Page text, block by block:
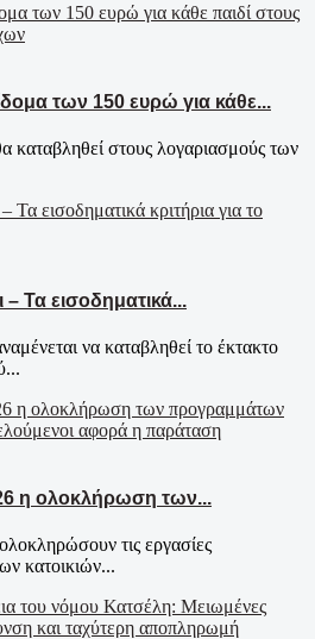
των 150 ευρώ για κάθε...
καταβληθεί στους λογαριασμούς των
– Τα εισοδηματικά...
να καταβληθεί το έκτακτο
η ολοκλήρωση των...
τις εργασίες
κατοικιών...